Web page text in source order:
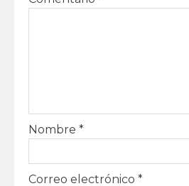
Nombre *
Correo electrónico *